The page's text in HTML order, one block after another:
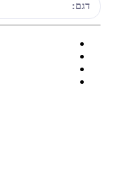
דגם: